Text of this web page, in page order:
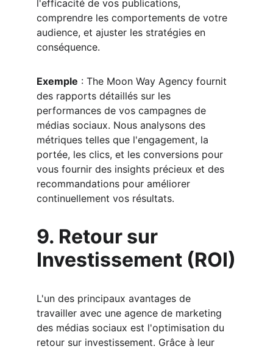
l'efficacité de vos publications,
comprendre les comportements de votre
audience, et ajuster les stratégies en
conséquence.
Exemple : The Moon Way Agency fournit
des rapports détaillés sur les
performances de vos campagnes de
médias sociaux. Nous analysons des
métriques telles que l'engagement, la
portée, les clics, et les conversions pour
vous fournir des insights précieux et des
recommandations pour améliorer
continuellement vos résultats.
9. Retour sur
Investissement (ROI)
L'un des principaux avantages de
travailler avec une agence de marketing
des médias sociaux est l'optimisation du
retour sur investissement. Grâce à leur